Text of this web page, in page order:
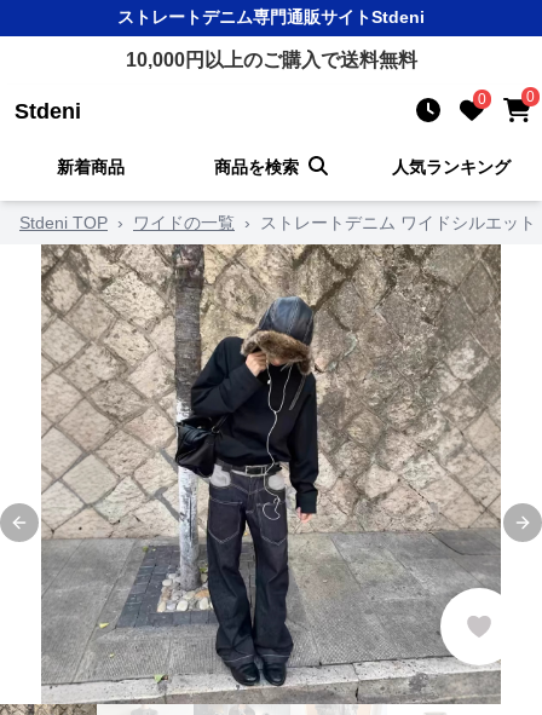
ストレートデニム専門通販サイトStdeni
10,000円以上のご購入で送料無料
Stdeni 0 0
新着商品 商品を検索 人気ランキング
Stdeni TOP › ワイドの一覧 › ストレートデニム ワイドシルエッ
Previous slide